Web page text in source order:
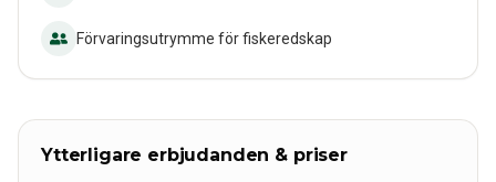
Förvaringsutrymme för fiskeredskap
Ytterligare erbjudanden & priser